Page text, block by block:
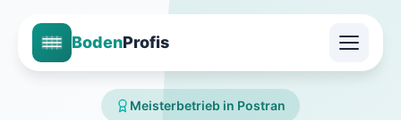
BodenProfis
Meisterbetrieb in Postran